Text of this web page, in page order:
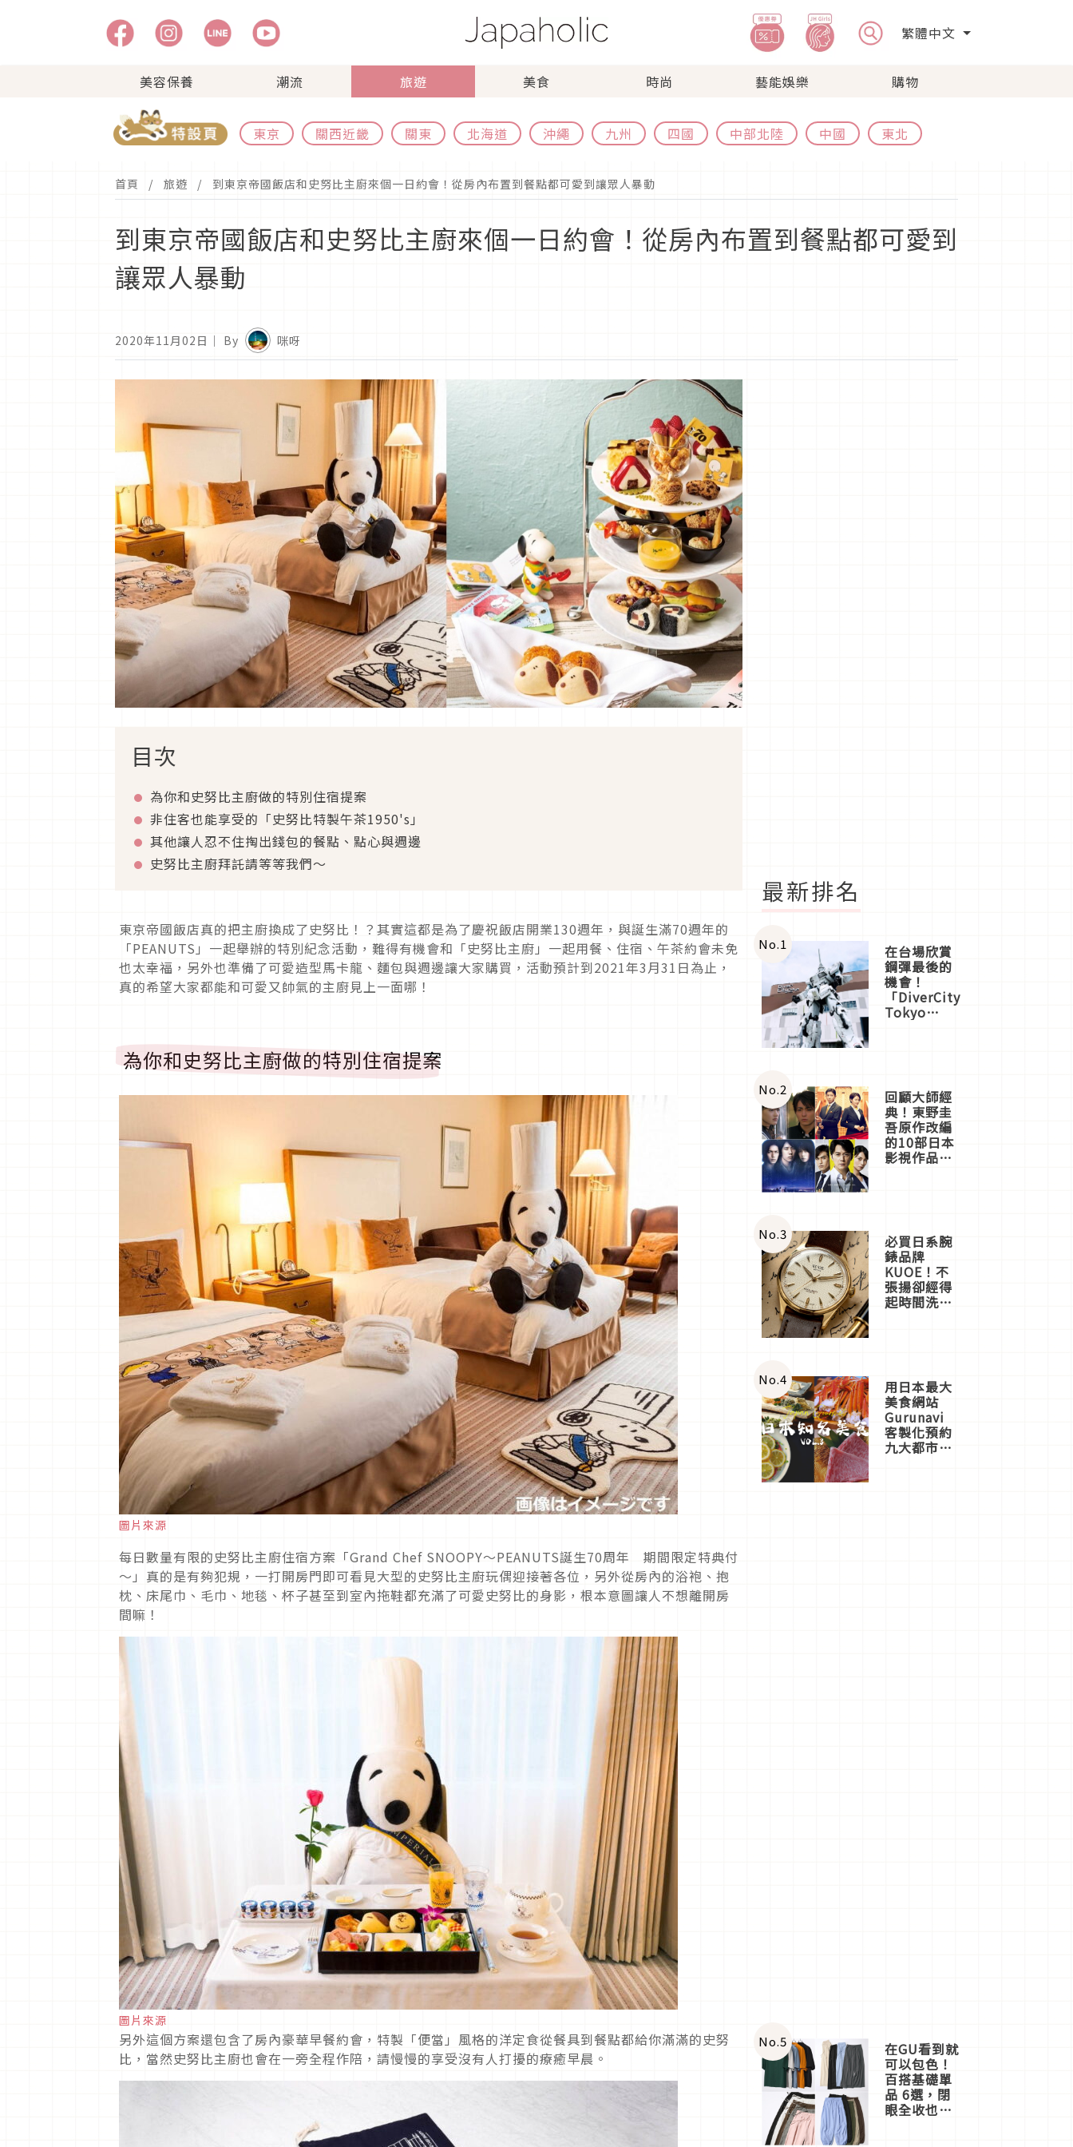
繁體中文
美容保養 潮流 旅遊 美食 時尚 藝能娛樂 購物
東京 關西近畿 關東 北海道 沖繩 九州 四國 中部北陸 中國 東北
首頁 旅遊 到東京帝國飯店和史努比主廚來個一日約會！從房內布置到餐點都可愛到讓眾人暴動
到東京帝國飯店和史努比主廚來個一日約會！從房內布置到餐點都可愛到
讓眾人暴動
2020年11月02日 ｜ By 咪呀
目次
為你和史努比主廚做的特別住宿提案
非住客也能享受的「史努比特製午茶1950's」
其他讓人忍不住掏出錢包的餐點、點心與週邊
史努比主廚拜託請等等我們～
東京帝國飯店真的把主廚換成了史努比！？其實這都是為了慶祝飯店開業130週年，與誕生滿70週年的
「PEANUTS」一起舉辦的特別紀念活動，難得有機會和「史努比主廚」一起用餐、住宿、午茶約會未免
也太幸福，另外也準備了可愛造型馬卡龍、麵包與週邊讓大家購買，活動預計到2021年3月31日為止，
真的希望大家都能和可愛又帥氣的主廚見上一面哪！
為你和史努比主廚做的特別住宿提案
圖片來源
每日數量有限的史努比主廚住宿方案「Grand Chef SNOOPY～PEANUTS誕生70周年 期間限定特典付
～」真的是有夠犯規，一打開房門即可看見大型的史努比主廚玩偶迎接著各位，另外從房內的浴袍、抱
枕、床尾巾、毛巾、地毯、杯子甚至到室內拖鞋都充滿了可愛史努比的身影，根本意圖讓人不想離開房
間嘛！
圖片來源
另外這個方案還包含了房內豪華早餐約會，特製「便當」風格的洋定食從餐具到餐點都給你滿滿的史努
比，當然史努比主廚也會在一旁全程作陪，請慢慢的享受沒有人打擾的療癒早晨。
最新排名
No.1 在台場欣賞
鋼彈最後的
機會！
「DiverCity
Tokyo
體驗
No.2 回顧大師經
典！東野圭
吾原作改編
的10部日本
影視作品推
No.3 必買日系腕
錶品牌
KUOE！不
張揚卻經得
起時間洗鍊
No.4 用日本最大
美食網站
Gurunavi
客製化預約
九大都市餐
No.5 在GU看到就
可以包色！
百搭基礎單
品 6選，閉
眼全收也不